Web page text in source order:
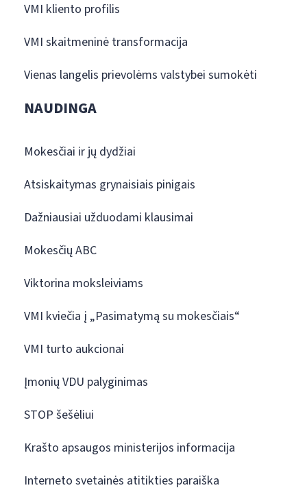
VMI kliento profilis
VMI skaitmeninė transformacija
Vienas langelis prievolėms valstybei sumokėti
NAUDINGA
Mokesčiai ir jų dydžiai
Atsiskaitymas grynaisiais pinigais
Dažniausiai užduodami klausimai
Mokesčių ABC
Viktorina moksleiviams
VMI kviečia į „Pasimatymą su mokesčiais“
VMI turto aukcionai
Įmonių VDU palyginimas
STOP šešėliui
Krašto apsaugos ministerijos informacija
Interneto svetainės atitikties paraiška